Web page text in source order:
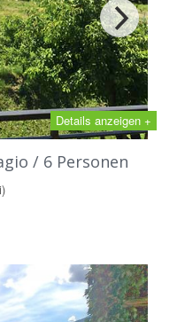
Details anzeigen +
/ 6 Personen